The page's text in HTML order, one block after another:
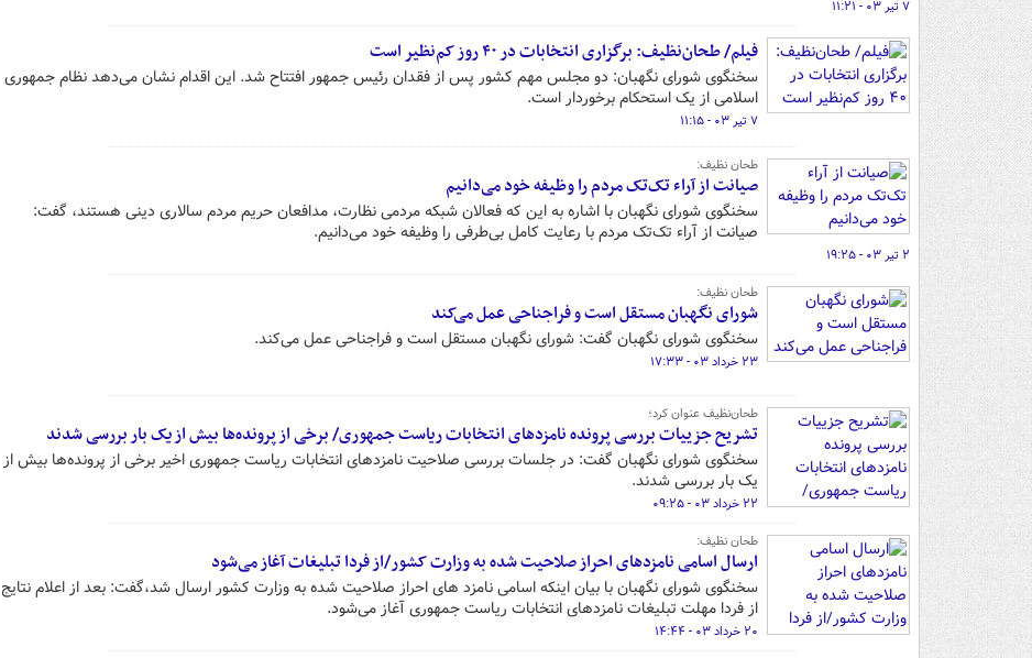
۷ تیر ۰۳ - ۱۱:۲۱
فیلم/ طحان‌نظیف: برگزاری انتخابات در ۴۰ روز کم‌نظیر است
سخنگوی شورای نگهبان: دو مجلس مهم کشور پس از فقدان رئیس جمهور افتتاح شد. این اقدام نشان می‌دهد نظام جمهوری
اسلامی از یک استحکام برخوردار است.
۷ تیر ۰۳ - ۱۱:۱۵
طحان نظیف:
صیانت از آراء تک‌تک مردم را وظیفه خود می‌دانیم
سخنگوی شورای نگهبان با اشاره به این که فعالان شبکه مردمی نظارت، مدافعان حریم مردم سالاری دینی هستند، گفت:
صیانت از آراء تک‌تک مردم با رعایت کامل بی‌طرفی را وظیفه خود می‌دانیم.
۲ تیر ۰۳ - ۱۹:۲۵
طحان نظیف:
شورای نگهبان مستقل است و فراجناحی عمل می‌کند
سخنگوی شورای نگهبان گفت: شورای نگهبان مستقل است و فراجناحی عمل می‌کند.
۲۳ خرداد ۰۳ - ۱۷:۳۳
طحان‌نظیف عنوان کرد؛
تشریح جزییات بررسی پرونده نامزدهای انتخابات ریاست جمهوری/ برخی از پرونده‌ها بیش از یک بار بررسی شدند
سخنگوی شورای نگهبان گفت: در جلسات بررسی صلاحیت نامزدهای انتخابات ریاست جمهوری اخیر برخی از پرونده‌ها بیش از
یک بار بررسی شدند.
۲۲ خرداد ۰۳ - ۰۹:۲۵
طحان نظیف:
ارسال اسامی نامزدهای احراز صلاحیت شده به وزارت کشور/از فردا تبلیغات آغاز می‌شود
سخنگوی شورای نگهبان با بیان اینکه اسامی نامزد های احراز صلاحیت شده به وزارت کشور ارسال شد،گفت: بعد از اعلام نتایج
از فردا مهلت تبلیغات نامزدهای انتخابات ریاست جمهوری آغاز می‌شود.
۲۰ خرداد ۰۳ - ۱۴:۴۴